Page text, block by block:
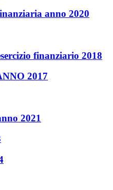
anno 2020
finanziario 2018
2017
2021